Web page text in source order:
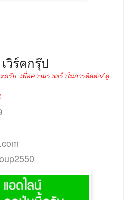
วิร์คกรุ๊ป
รับ เพื่อความรวดเร็วในการติดต่อ/ดู